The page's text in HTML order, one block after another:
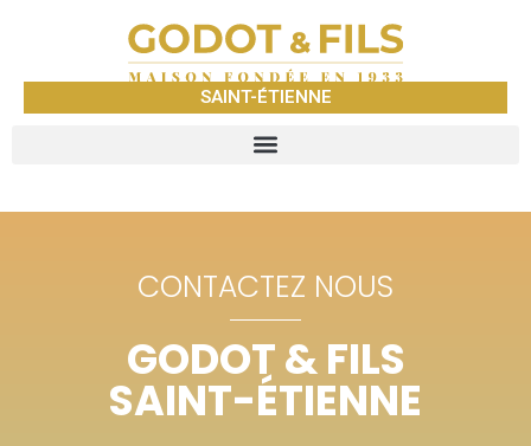
SAINT-ÉTIENNE
CONTACTEZ NOUS
GODOT & FILS
SAINT-ÉTIENNE